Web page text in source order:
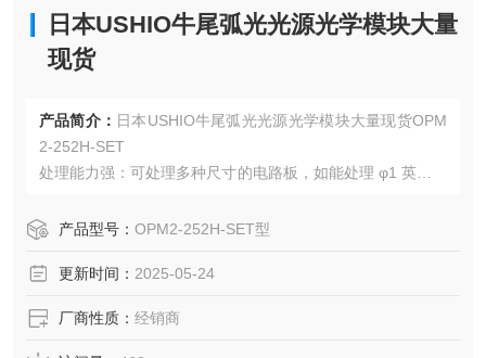
日本USHIO牛尾弧光光源光学模块大量
现货
产品简介： 日本USHIO牛尾弧光光源光学模块大量现货OPM
2-252H-SET
处理能力强：可处理多种尺寸的电路板，如能处理 φ1 英寸～
产品型号： OPM2-252H-SET型
更新时间： 2025-05-24
厂商性质： 经销商